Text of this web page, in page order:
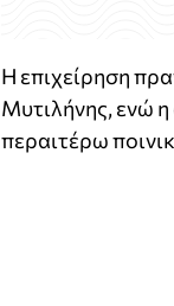
Η επιχείρηση
Μυτιλήνης, ενώ η
περαιτέρω